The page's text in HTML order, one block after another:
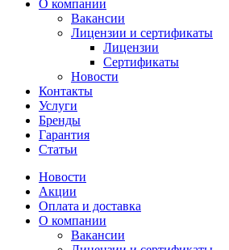
О компании
Вакансии
Лицензии и сертификаты
Лицензии
Сертификаты
Новости
Контакты
Услуги
Бренды
Гарантия
Статьи
Новости
Акции
Оплата и доставка
О компании
Вакансии